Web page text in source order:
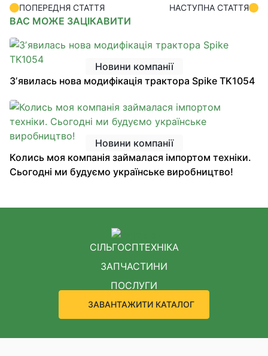
ПОПЕРЕДНЯ СТАТТЯ НАСТУПНА СТАТТЯ
ВАС МОЖЕ ЗАЦІКАВИТИ
Новини компанії
Зʼявилась нова модифікація трактора Spike TK1054
Новини компанії
Колись моя компанія займалася імпортом техніки.
Сьогодні ми будуємо українське виробництво!
СІЛЬГОСПТЕХНІКА
ЗАПЧАСТИНИ
ПОСЛУГИ
ЗАВАНТАЖИТИ КАТАЛОГ